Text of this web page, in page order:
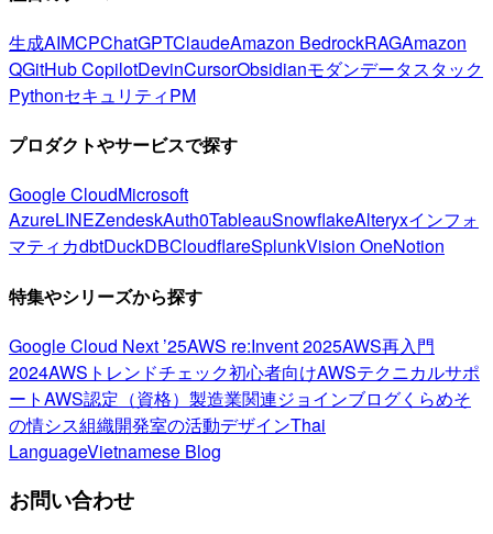
生成AIMCPChatGPTClaudeAmazon BedrockRAGAmazon
QGitHub CopilotDevinCursorObsidianモダンデータスタック
PythonセキュリティPM
プロダクトやサービスで探す
Google CloudMicrosoft
AzureLINEZendeskAuth0TableauSnowflakeAlteryxインフォ
マティカdbtDuckDBCloudflareSplunkVision OneNotion
特集やシリーズから探す
Google Cloud Next ’25AWS re:Invent 2025AWS再入門
2024AWSトレンドチェック初心者向けAWSテクニカルサポ
ートAWS認定（資格） 製造業関連ジョインブログくらめそ
の情シス組織開発室の活動デザインThai
LanguageVietnamese Blog
お問い合わせ